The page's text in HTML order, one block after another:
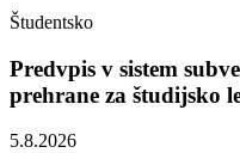
Študentsko
Predvpis v sistem
prehrane za študijsko
5.8.2026